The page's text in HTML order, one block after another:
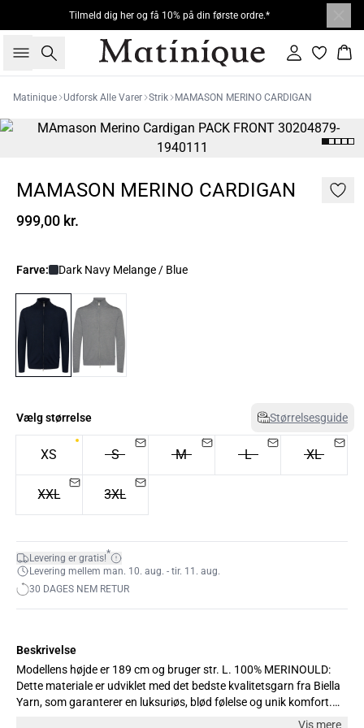
Tilmeld dig her og få 10% på din første ordre.*
Søg Log ind
Matinique Udforsk Alle Varer Strik MAMASON MERINO CARDIGAN
MAMASON MERINO CARDIGAN
999,00 kr.
Farve: Dark Navy Melange / Blue
Vælg størrelse Størrelsesguide
XS S M L XL
XXL 3XL
Levering er gratis!*
Levering mellem man. 10. aug. - tir. 11. aug.
30 DAGES NEM RETUR
Beskrivelse
Modellens højde er 189 cm og bruger str. L. 100% MERINOULD:
Dette materiale er udviklet med det bedste kvalitetsgarn fra Biella
Yarn, som garanterer en luksuriøs, blød følelse og unik komfort.
Garnet forbedrer ydeevnen og holdbarheden for materialet.Vis mere